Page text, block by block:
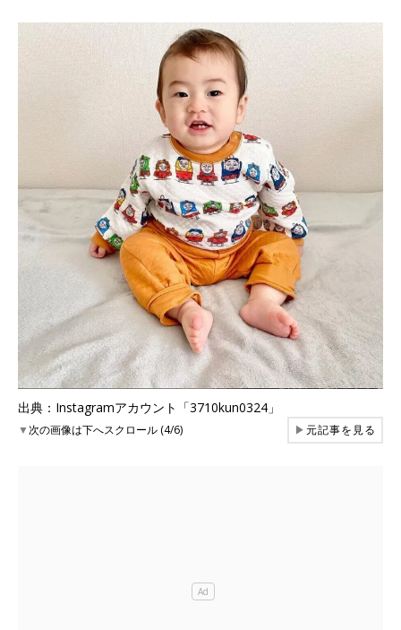
出典：Instagramアカウント「3710kun0324」
▼次の画像は下へスクロール (4/6) ▶元記事を見る